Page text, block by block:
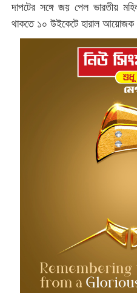
দাপটের সঙ্গে জয় পেল ভারতীয়
থাকতে ১০ উইকেটে হারাল আয়োজক